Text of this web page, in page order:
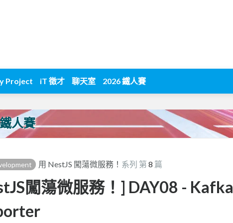
Project iT 徵才 聊天室 2026 鐵人賽
人賽
用 NestJS 闖蕩微服務！ 系列 第8 篇
闖蕩微服務！] DAY08 - Kafka